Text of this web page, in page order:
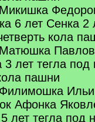
6 лет Сенка 2
кола
Павлов
3 лет тегла
пашни
Афонка
лет тегла под